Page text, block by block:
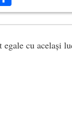
cu același